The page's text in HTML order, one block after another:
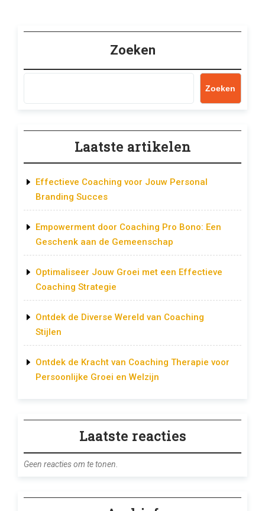
Zoeken
Zoeken
Laatste artikelen
Effectieve Coaching voor Jouw Personal
Branding Succes
Empowerment door Coaching Pro Bono: Een
Geschenk aan de Gemeenschap
Optimaliseer Jouw Groei met een Effectieve
Coaching Strategie
Ontdek de Diverse Wereld van Coaching
Stijlen
Ontdek de Kracht van Coaching Therapie voor
Persoonlijke Groei en Welzijn
Laatste reacties
Geen reacties om te tonen.